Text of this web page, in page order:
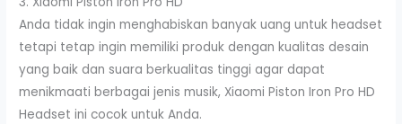
Anda tidak ingin menghabiskan banyak uang untuk headset
tetapi tetap ingin memiliki produk dengan kualitas desain
yang baik dan suara berkualitas tinggi agar dapat
menikmaati berbagai jenis musik, Xiaomi Piston Iron Pro HD
Headset ini cocok untuk Anda.